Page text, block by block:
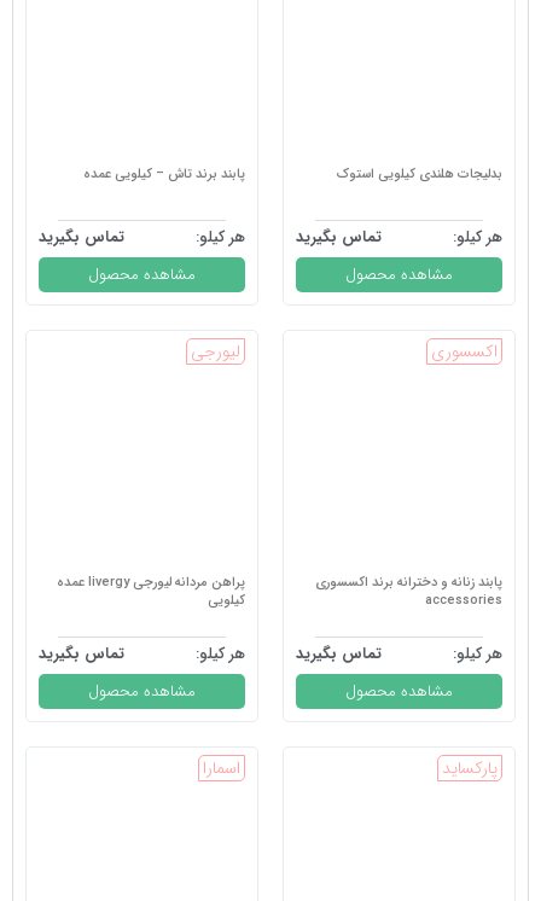
بدلیجات هلندی کیلویی استوک
هر کیلو:
تماس بگیرید
مشاهده محصول
پابند برند تاش – کیلویی عمده
هر کیلو:
تماس بگیرید
مشاهده محصول
اکسسوری
پابند زنانه و دخترانه برند اکسسوری
accessories
هر کیلو:
تماس بگیرید
مشاهده محصول
لیورجی
پراهن مردانه لیورجی livergy عمده
کیلویی
هر کیلو:
تماس بگیرید
مشاهده محصول
پارکساید اسمارا